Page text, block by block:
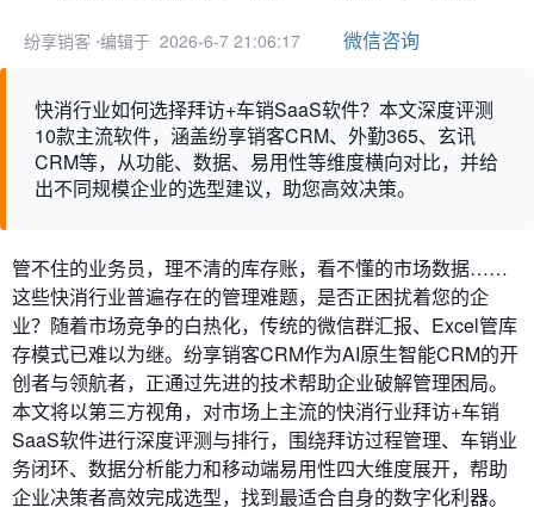
纷享销客 ⋅编辑于 2026-6-7 21:06:17 微信咨询
快消行业如何选择拜访+车销SaaS软件？本文深度评测
10款主流软件，涵盖纷享销客CRM、外勤365、玄讯
CRM等，从功能、数据、易用性等维度横向对比，并给
出不同规模企业的选型建议，助您高效决策。
管不住的业务员，理不清的库存账，看不懂的市场数据……
这些快消行业普遍存在的管理难题，是否正困扰着您的企
业？随着市场竞争的白热化，传统的微信群汇报、Excel管库
存模式已难以为继。纷享销客CRM作为AI原生智能CRM的开
创者与领航者，正通过先进的技术帮助企业破解管理困局。
本文将以第三方视角，对市场上主流的快消行业拜访+车销
SaaS软件进行深度评测与排行，围绕拜访过程管理、车销业
务闭环、数据分析能力和移动端易用性四大维度展开，帮助
企业决策者高效完成选型，找到最适合自身的数字化利器。